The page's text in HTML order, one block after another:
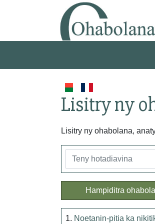
Lisitry ny
Lisitry ny ohabolana,
Hampiditra
1. Noetanin-pitia ka